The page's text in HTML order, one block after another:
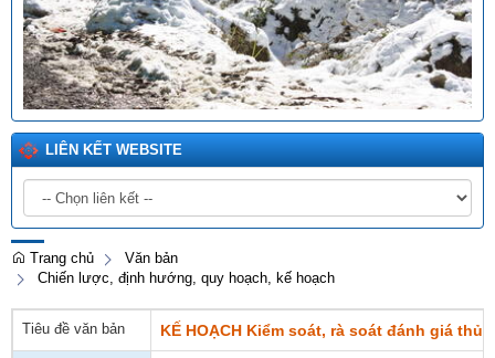
LIÊN KẾT WEBSITE
Trang chủ
Văn bản
Chiến lược, định hướng, quy hoạch, kế hoạch
Tiêu đề văn bản KẾ HOẠCH Kiểm soát, rà soát đánh giá